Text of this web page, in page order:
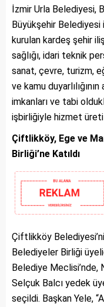
İzmir Urla Belediyesi,
Büyükşehir
kurulan kardeş şehir
sağlığı, idari teknik
sanat, çevre, turizm,
ve kamu
imkanları ve tabi
işbirliğiyle hizmet
Çiftlikköy, Ege ve
Birliği’ne Katıldı
Çiftlikköy
Belediyeler Birliği
Belediye
Selçuk Balcı yedek
seçildi. Başkan Yele,